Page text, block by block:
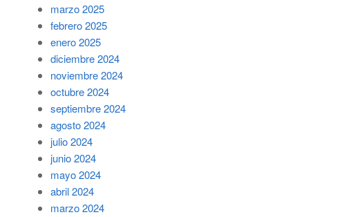
marzo 2025
febrero 2025
enero 2025
diciembre 2024
noviembre 2024
octubre 2024
septiembre 2024
agosto 2024
julio 2024
junio 2024
mayo 2024
abril 2024
marzo 2024